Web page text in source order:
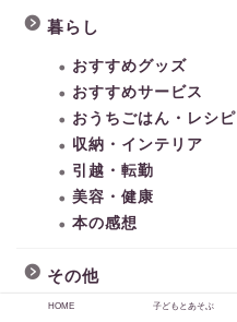
暮らし
おすすめグッズ
おすすめサービス
おうちごはん・レシピ
収納・インテリア
引越・転勤
美容・健康
本の感想
その他
HOME 子どもとあそぶ